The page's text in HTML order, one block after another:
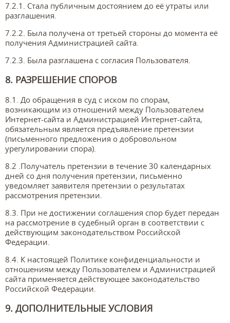
7.2.1. Стала публичным достоянием до её утраты или
разглашения.
7.2.2. Была получена от третьей стороны до момента её
получения Администрацией сайта.
7.2.3. Была разглашена с согласия Пользователя.
8. РАЗРЕШЕНИЕ СПОРОВ
8.1. До обращения в суд с иском по спорам,
возникающим из отношений между Пользователем
Интернет-сайта и Администрацией Интернет-сайта,
обязательным является предъявление претензии
(письменного предложения о добровольном
урегулировании спора).
8.2 .Получатель претензии в течение 30 календарных
дней со дня получения претензии, письменно
уведомляет заявителя претензии о результатах
рассмотрения претензии.
8.3. При не достижении соглашения спор будет передан
на рассмотрение в судебный орган в соответствии с
действующим законодательством Российской
Федерации.
8.4. К настоящей Политике конфиденциальности и
отношениям между Пользователем и Администрацией
сайта применяется действующее законодательство
Российской Федерации.
9. ДОПОЛНИТЕЛЬНЫЕ УСЛОВИЯ